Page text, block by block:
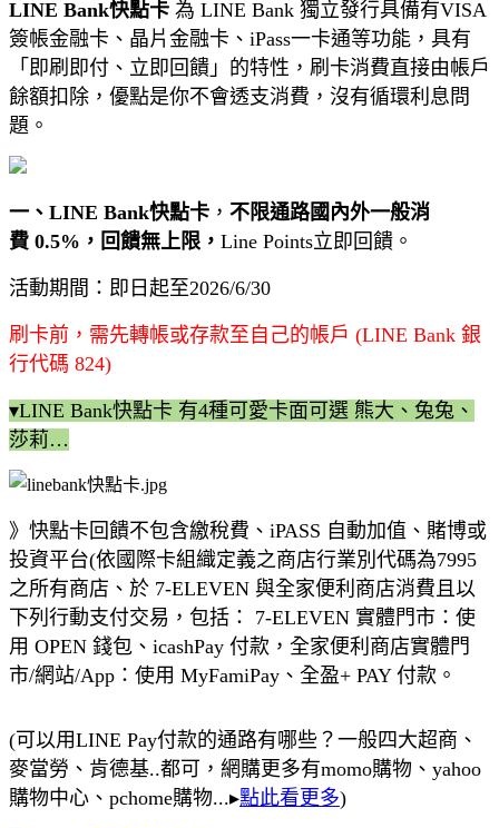
LINE Bank快點卡 為 LINE Bank 獨立發行具備有VISA
簽帳金融卡、晶片金融卡、iPass一卡通等功能，具有
「即刷即付、立即回饋」的特性，刷卡消費直接由帳戶
餘額扣除，優點是你不會透支消費，沒有循環利息問
題。
一、LINE Bank快點卡 ， 不限通路國內外一般消
費 0.5%，回饋無上限， Line Points立即回饋。
活動期間：即日起至2026/6/30
刷卡前，需先轉帳或存款至自己的帳戶 (LINE Bank 銀
行代碼 824)
▾LINE Bank快點卡 有4種可愛卡面可選 熊大、兔兔、
莎莉…
》快點卡回饋不包含繳稅費、iPASS 自動加值、賭博或
投資平台(依國際卡組織定義之商店行業別代碼為7995
之所有商店、於 7-ELEVEN 與全家便利商店消費且以
下列行動支付交易，包括： 7-ELEVEN 實體門市：使
用 OPEN 錢包、icashPay 付款，全家便利商店實體門
市/網站/App：使用 MyFamiPay、全盈+ PAY 付款。
(可以用LINE Pay付款的通路有哪些？一般四大超商、
麥當勞、肯德基..都可，網購更多有momo購物、yahoo
購物中心、pchome購物...▸點此看更多)